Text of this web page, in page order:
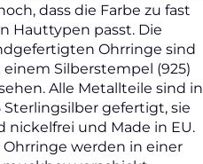
dass die Farbe zu fast
Hauttypen passt. Die
Ohrringe sind
Silberstempel (925)
Alle Metallteile sind in
Sterlingsilber gefertigt, sie
nickelfrei und Made in EU.
Ohrringe werden in einer